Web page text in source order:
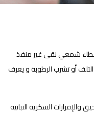
شمعي نقى غير منفذ
أو تشرب الرطوبة و يعرف
والإفرازات السكرية النباتية